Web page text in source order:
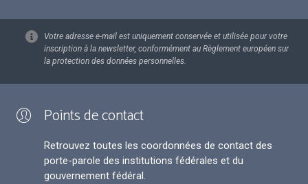
Votre adresse e-mail est uniquement conservée et utilisée pour votre
inscription à la newsletter, conformément au Règlement européen sur
la protection des données personnelles.
Points de contact
Retrouvez toutes les coordonnées de contact des
porte-parole des institutions fédérales et du
gouvernement fédéral.